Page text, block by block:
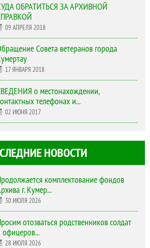
ОБРАТИТЬСЯ ЗА АРХИВНОЙ
09 АПРЕЛЯ 2018
Совета ветеранов города
17 ЯНВАРЯ 2018
о местонахождении,
телефонах и...
02 ИЮНЯ 2017
НОВОСТИ
комплектование фондов
г. Кумер...
30 ИЮЛЯ 2026
отозваться родственников солдат
офицеров...
28 ИЮЛЯ 2026